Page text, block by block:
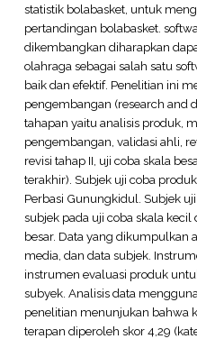
statistik bolabasket, untuk
pertandingan bolabasket.
dikembangkan diharapkan
olahraga sebagai salah satu
baik dan efektif. Penelitian ini
pengembangan (research and
tahapan yaitu analisis produk,
pengembangan, validasi ahli,
revisi tahap II, uji coba skala
terakhir). Subjek uji coba
Perbasi Gunungkidul. Subjek
subjek pada uji coba skala
besar. Data yang dikumpulkan
media, dan data subjek.
instrumen evaluasi produk
subyek. Analisis data
penelitian menunjukan bahwa
terapan diperoleh skor 4,29